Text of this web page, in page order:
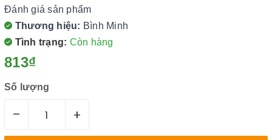
Đánh giá sản phẩm
Thương hiệu: Bình Minh
Tình trạng: Còn hàng
813₫
Số lượng
– +